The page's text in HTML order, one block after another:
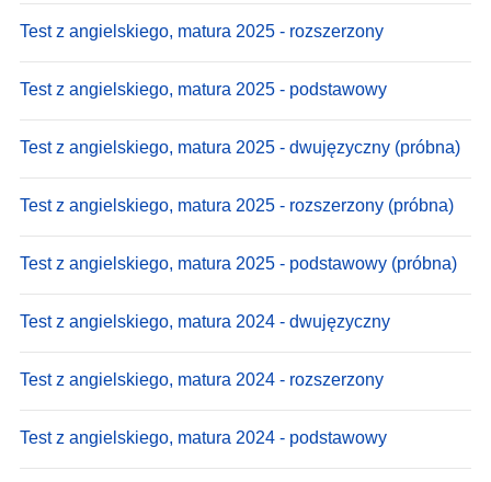
Test z angielskiego, matura 2025 - rozszerzony
Test z angielskiego, matura 2025 - podstawowy
Test z angielskiego, matura 2025 - dwujęzyczny (próbna)
Test z angielskiego, matura 2025 - rozszerzony (próbna)
Test z angielskiego, matura 2025 - podstawowy (próbna)
Test z angielskiego, matura 2024 - dwujęzyczny
Test z angielskiego, matura 2024 - rozszerzony
Test z angielskiego, matura 2024 - podstawowy